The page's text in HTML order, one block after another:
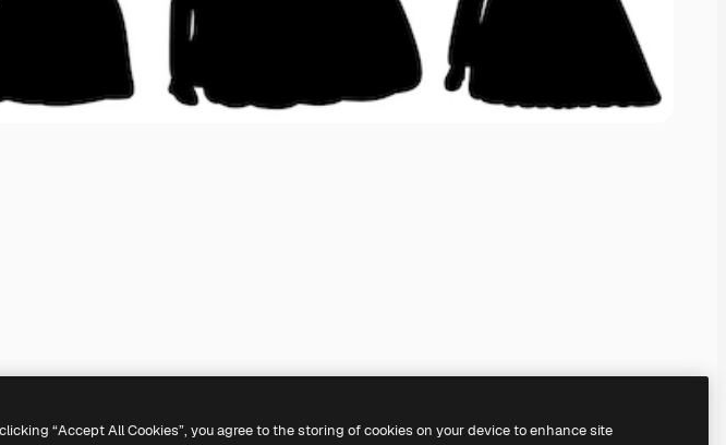
“Accept All Cookies”, you agree to the storing of cookies on your device to enhance site